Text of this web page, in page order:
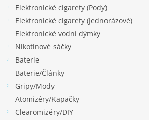
Elektronické cigarety (Pody)
Elektronické cigarety (Jednorázové)
Elektronické vodní dýmky
Nikotinové sáčky
Baterie
Baterie/Články
Gripy/Mody
Atomizéry/Kapačky
Clearomizéry/DIY